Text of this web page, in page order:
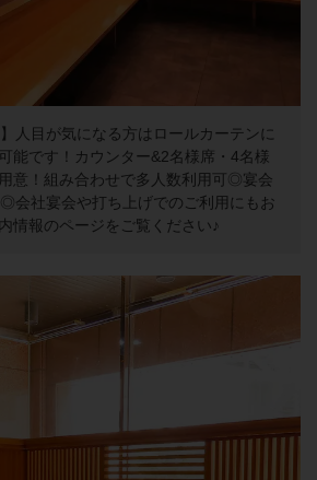
人目が気になる方はロールカーテンに
能です！カウンター&2名様席・4名様
意！組み合わせで多人数利用可◎宴会
会社宴会や打ち上げでのご利用にもお
情報のページをご覧ください♪